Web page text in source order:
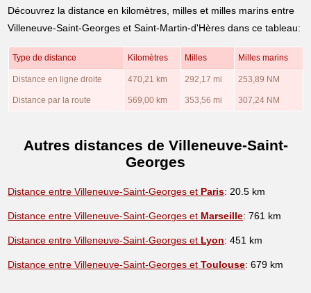
Découvrez la distance en kilomètres, milles et milles marins entre
Villeneuve-Saint-Georges et Saint-Martin-d'Hères dans ce tableau:
Type de distance Kilomètres Milles Milles marins
Distance en ligne droite 470,21 km 292,17 mi 253,89 NM
Distance par la route 569,00 km 353,56 mi 307,24 NM
Autres distances de Villeneuve-Saint-
Georges
Distance entre Villeneuve-Saint-Georges et Paris: 20.5 km
Distance entre Villeneuve-Saint-Georges et Marseille: 761 km
Distance entre Villeneuve-Saint-Georges et Lyon: 451 km
Distance entre Villeneuve-Saint-Georges etToulouse: 679 km